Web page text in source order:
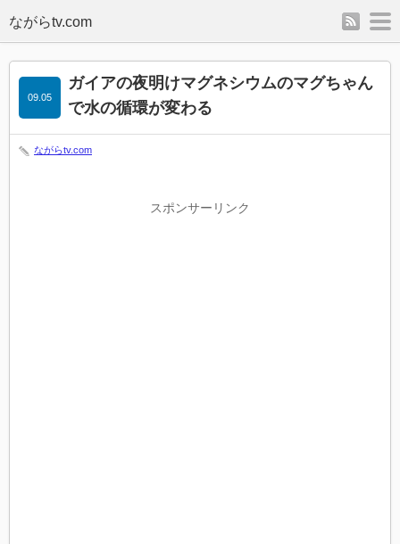
rss
ガイアの夜明けマグネシウムのマグちゃん
で水の循環が変わる
09.05
ながらtv.com
スポンサーリンク